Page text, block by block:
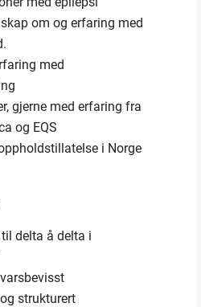
om og erfaring med
med
gjerne med erfaring fra
og EQS
i Norge
delta å delta i
strukturert